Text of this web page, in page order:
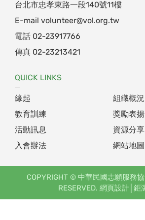
台北市忠孝東路一段140號11樓
E-mail volunteer@vol.org.tw
電話 02-23917766
傳真 02-23213421
QUICK LINKS
緣起
組織概況
教育訓練
獎勵表揚
活動訊息
資源分享
入會辦法
網站地圖
COPYRIGHT © 中華民國志願服務
RESERVED. 網頁設計│鉅